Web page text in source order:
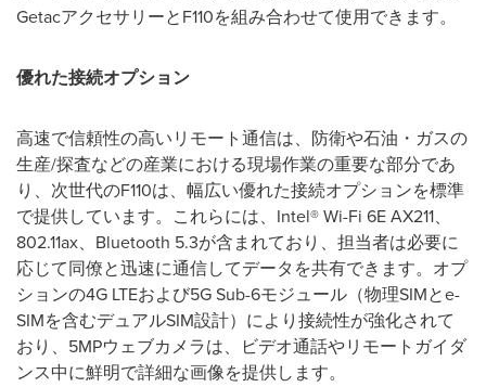
GetacアクセサリーとF110を組み合わせて使用できます。
優れた接続オプション
高速で信頼性の高いリモート通信は、防衛や石油・ガスの
生産/探査などの産業における現場作業の重要な部分であ
り、次世代のF110は、幅広い優れた接続オプションを標準
で提供しています。これらには、Intel® Wi-Fi 6E AX211、
802.11ax、Bluetooth 5.3が含まれており、担当者は必要に
応じて同僚と迅速に通信してデータを共有できます。オプ
ションの4G LTEおよび5G Sub-6モジュール（物理SIMとe-
SIMを含むデュアルSIM設計）により接続性が強化されて
おり、5MPウェブカメラは、ビデオ通話やリモートガイダ
ンス中に鮮明で詳細な画像を提供します。